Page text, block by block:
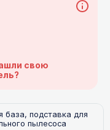
свою
база, подставка для
пылесоса